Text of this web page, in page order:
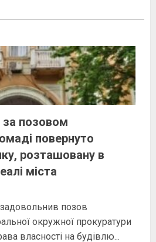
за позовом
повернуто
розташовану в
міста
позов
окружної прокуратури
власності на будівлю...